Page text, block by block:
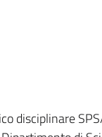
disciplinare